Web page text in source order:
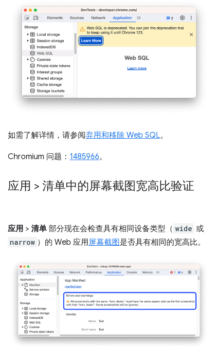
如需了解详情，请参阅弃用和移除 Web SQL。
Chromium 问题： 1485966。
应用 > 清单中的屏幕截图宽高比验证
应用 > 清单 部分现在会检查具有相同设备类型（ wide 或
narrow ）的 Web 应用屏幕截图是否具有相同的宽高比。